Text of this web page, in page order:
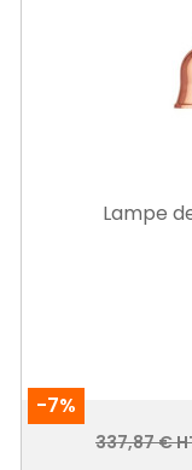
Lampe
-7%
Prix
Prix
337,87 €